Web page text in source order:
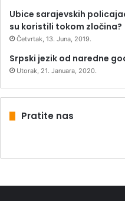
Ubice sarajevskih
su koristili tokom zločina?
Četvrtak, 13. Juna, 2019.
Srpski jezik od naredne
Utorak, 21. Januara, 2020.
Pratite nas